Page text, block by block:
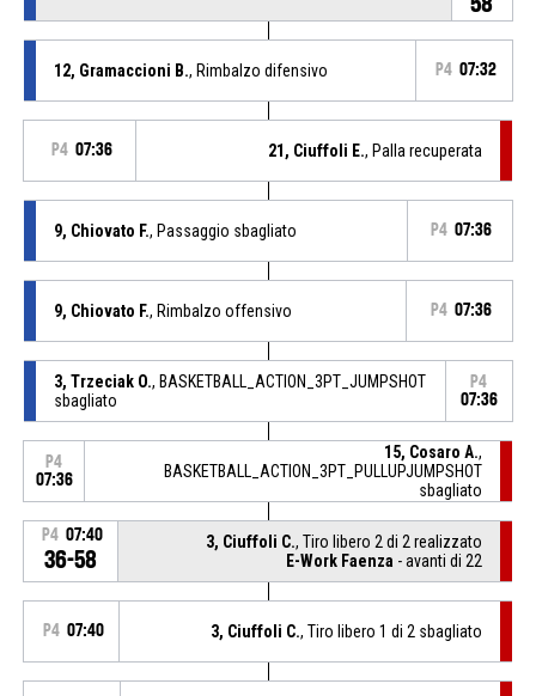
12, Gramaccioni B., Rimbalzo difensivo P4 07:32
P4 07:36 21, Ciuffoli E., Palla recuperata
9, Chiovato F., Passaggio sbagliato P4 07:36
9, Chiovato F., Rimbalzo offensivo P4 07:36
3, Trzeciak O., BASKETBALL_ACTION_3PT_JUMPSHOT
sbagliato
P4
07:36
P4
07:36
15, Cosaro A.,
BASKETBALL_ACTION_3PT_PULLUPJUMPSHOT
sbagliato
P4 07:40
36-58
3, Ciuffoli C., Tiro libero 2 di 2 realizzato
E-Work Faenza - avanti di 22
P4 07:40 3, Ciuffoli C., Tiro libero 1 di 2 sbagliato